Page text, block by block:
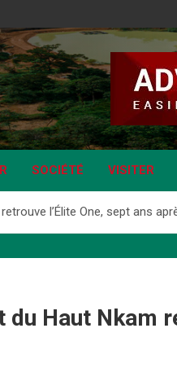
SOCIÉTÉ VISITER
l’Élite One, sept ans
Haut Nkam